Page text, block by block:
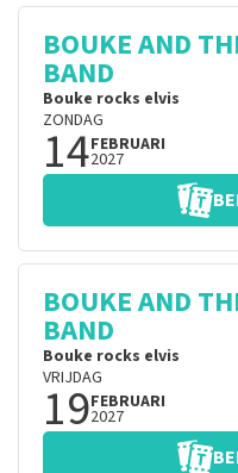
BOUKE AND
BAND
Bouke rocks elvis
ZONDAG
14FEBRUARI
2027
BOUKE AND
BAND
Bouke rocks elvis
VRIJDAG
19FEBRUARI
2027